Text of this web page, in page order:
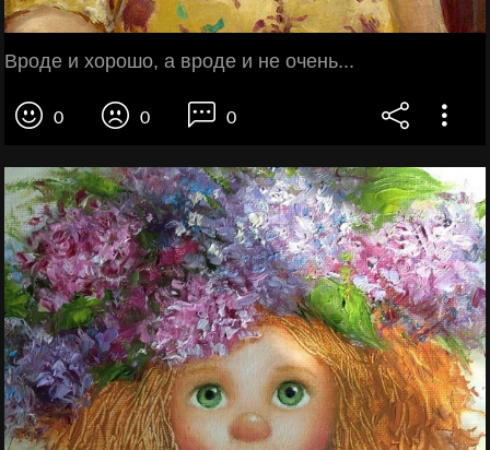
Вроде и хорошо, а вроде и не очень...
0 0 0